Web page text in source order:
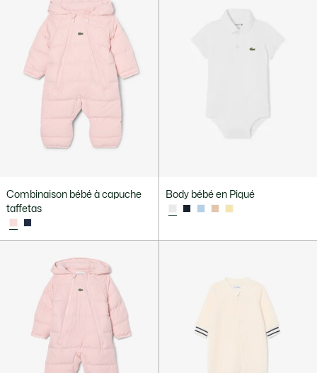
Combinaison bébé à capuche
taffetas
Body bébé en Piqué